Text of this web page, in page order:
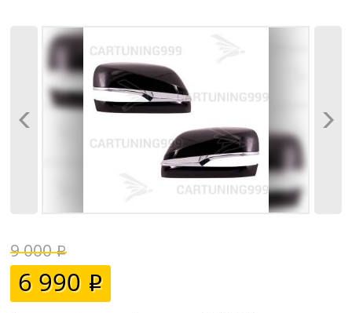
9 000
6 990